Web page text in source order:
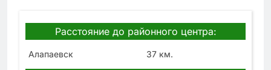
Расстояние до районного центра:
Алапаевск 37 км.